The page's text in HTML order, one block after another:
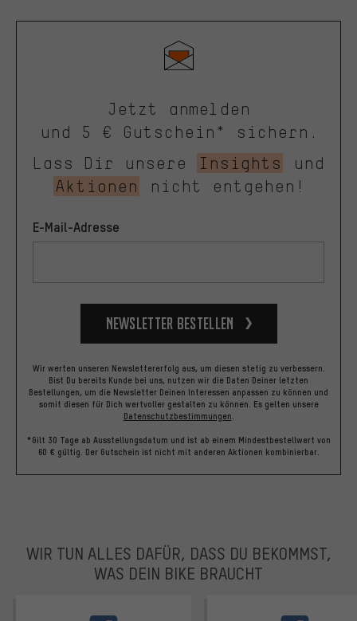
Jetzt anmelden
und 5 € Gutschein* sichern.
Lass Dir unsere
Insights
und
Aktionen
nicht entgehen!
E-Mail-Adresse
Newsletter bestellen
Wir werten unseren Newslettererfolg aus, um diesen stetig zu verbessern.
Bist Du bereits Kunde bei uns, nutzen wir die Daten Deiner letzten
Bestellungen, um die Newsletter Deinen Interessen anpassen zu können und
somit diesen für Dich wertvoller gestalten zu können. Es gelten unsere
Datenschutzbestimmungen.
*Gilt 30 Tage ab Ausstellungsdatum und ist ab einem Mindestbestellwert von
60 € gültig. Der Gutschein ist nicht mit anderen Aktionen kombinierbar.
WIR TUN ALLES DAFÜR, DASS DU BEKOMMST,
WAS DEIN BIKE BRAUCHT